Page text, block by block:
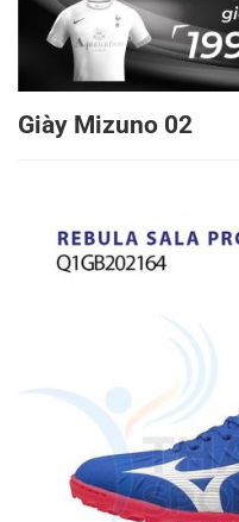
Giày Mizuno 02